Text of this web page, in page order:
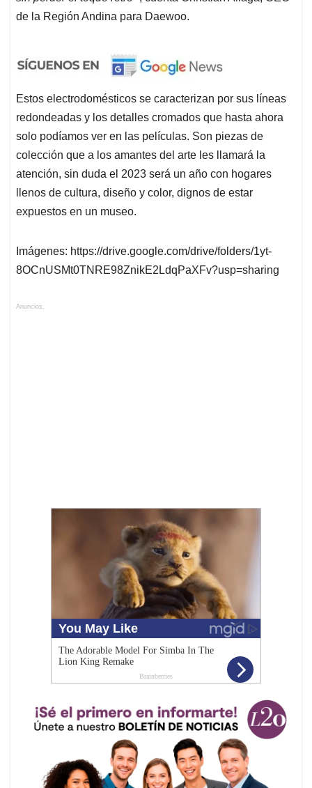
de la Región Andina para Daewoo.
Estos electrodomésticos se caracterizan por sus líneas
redondeadas y los detalles cromados que hasta ahora
solo podíamos ver en las películas. Son piezas de
colección que a los amantes del arte les llamará la
atención, sin duda el 2023 será un año con hogares
llenos de cultura, diseño y color, dignos de estar
expuestos en un museo.
Imágenes: https://drive.google.com/drive/folders/1yt-
8OCnUSMt0TNRE98ZnikE2LdqPaXFv?usp=sharing
Anuncios.